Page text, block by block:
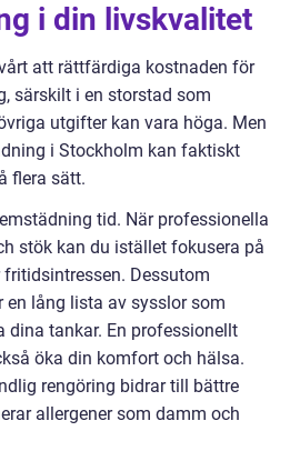
i din livskvalitet
att rättfärdiga kostnaden för
särskilt i en storstad som
utgifter kan vara höga. Men
i Stockholm kan faktiskt
flera sätt.
tid. När professionella
stök kan du istället fokusera på
Dessutom
en lång lista av sysslor som
dina tankar. En professionellt
öka din komfort och hälsa.
rengöring bidrar till bättre
allergener som damm och